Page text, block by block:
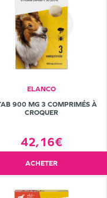
ELANCO
900 MG 3 COMPRIMÉS À
CROQUER
42,16€
ACHETER